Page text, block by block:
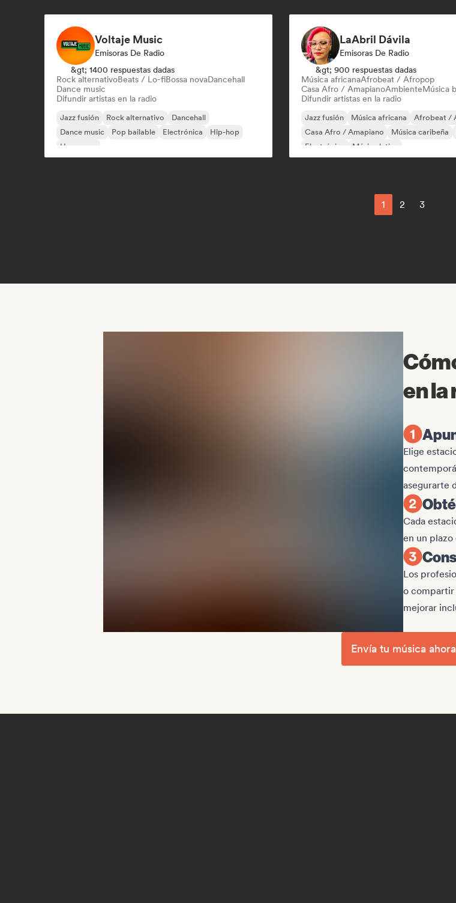
Voltaje Music
Emisoras De Radio
&gt; 1400 respuestas dadas
Rock alternativoBeats / Lo-fiBossa novaDancehall
Dance music
Difundir artistas en la radio
Jazz fusión Rock alternativo
Dancehall
Dance music
Pop bailable Electrónica
Hip-hop
Hyperpop
LaAbril Dávila
Emisoras De Radio
&gt; 900 respuestas dadas
Música africanaAfrobeat / Afropop
Casa Afro / AmapianoAmbienteMúsica
Difundir artistas en la radio
Jazz fusión Música africana
Afrobeat /
Casa Afro / Amapiano
Música caribeña
Electrónica
Música latina
1 2 3
en la
Elige
asegurarte
Cada
en un plazo
Los
o compartir
mejorar
Envía tu música ahora